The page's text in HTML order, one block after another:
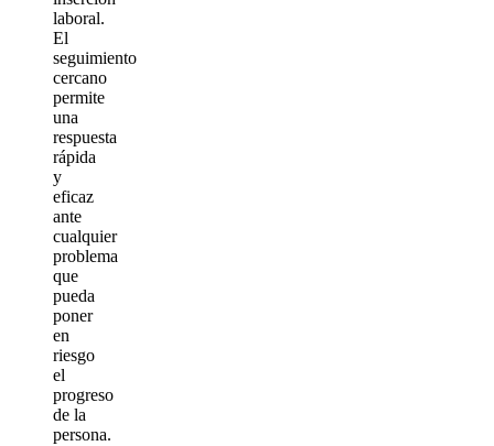
laboral.
El
seguimiento
cercano
permite
una
respuesta
rápida
y
eficaz
ante
cualquier
problema
que
pueda
poner
en
riesgo
el
progreso
de la
persona.